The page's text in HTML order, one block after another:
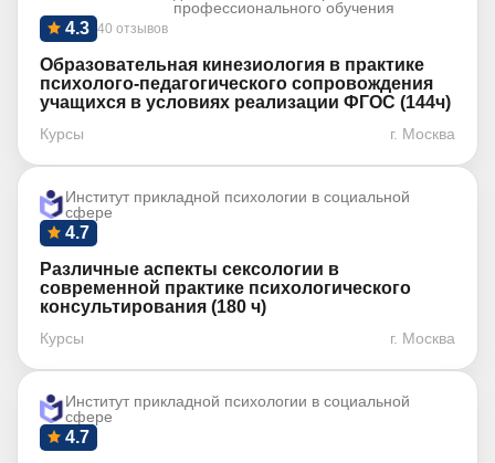
профессионального обучения
40 отзывов
4.3
Образовательная кинезиология в практике
психолого-педагогического сопровождения
учащихся в условиях реализации ФГОС (144ч)
Курсы г. Москва
Институт прикладной психологии в социальной
сфере
4.7
Различные аспекты сексологии в
современной практике психологического
консультирования (180 ч)
Курсы г. Москва
Институт прикладной психологии в социальной
сфере
4.7